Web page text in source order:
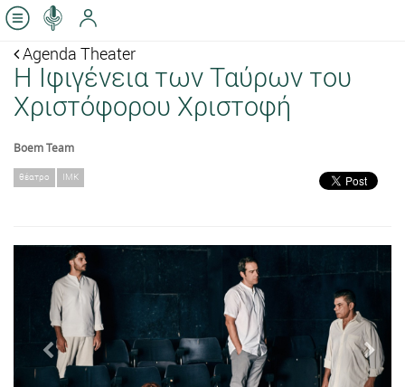
Agenda Theater
Η Ιφιγένεια των Ταύρων του
Χριστόφορου Χριστοφή
Boem Team
θέατρο ΙΜΚ
Previous